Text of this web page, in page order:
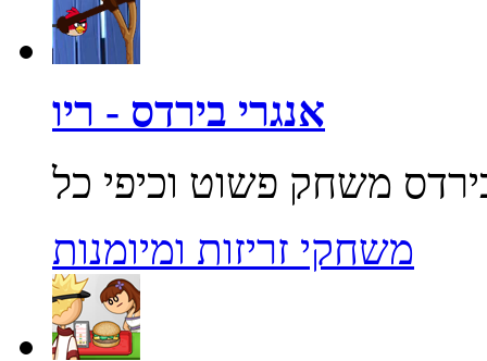
אנגרי בירדס - ריו
משחקי זריזות ומיומנות